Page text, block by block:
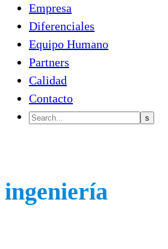
Empresa
Diferenciales
Equipo Humano
Partners
Calidad
Contacto
ingeniería